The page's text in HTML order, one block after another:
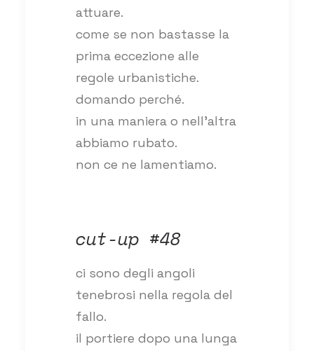
attuare.
come se non bastasse la
prima eccezione alle
regole urbanistiche.
domando perché.
in una maniera o nell’altra
abbiamo rubato.
non ce ne lamentiamo.
cut-up #48
ci sono degli angoli
tenebrosi nella regola del
fallo.
il portiere dopo una lunga